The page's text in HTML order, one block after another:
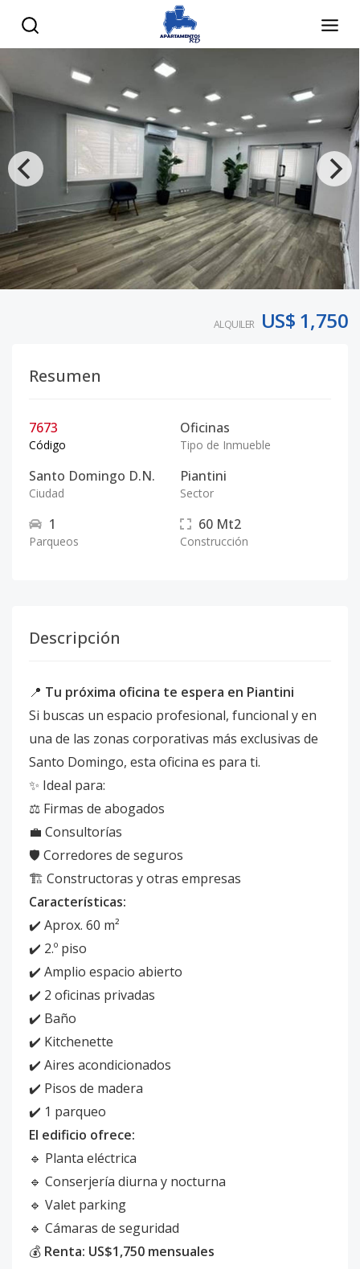
ALQUILER US$ 1,750
Resumen
7673
Código
Oficinas
Tipo de Inmueble
Santo Domingo D.N.
Ciudad
Piantini
Sector
1
Parqueos
60 Mt2
Construcción
Descripción
📍 Tu próxima oficina te espera en Piantini
Si buscas un espacio profesional, funcional y en
una de las zonas corporativas más exclusivas de
Santo Domingo, esta oficina es para ti.
✨ Ideal para:
⚖️ Firmas de abogados
💼 Consultorías
🛡️ Corredores de seguros
🏗️ Constructoras y otras empresas
Características:
✔️ Aprox. 60 m²
✔️ 2.º piso
✔️ Amplio espacio abierto
✔️ 2 oficinas privadas
✔️ Baño
✔️ Kitchenette
✔️ Aires acondicionados
✔️ Pisos de madera
✔️ 1 parqueo
El edificio ofrece:
🔹 Planta eléctrica
🔹 Conserjería diurna y nocturna
🔹 Valet parking
🔹 Cámaras de seguridad
💰 Renta: US$1,750 mensuales